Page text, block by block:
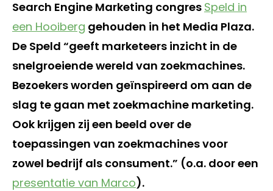
Search Engine Marketing congres Speld in
een Hooiberg gehouden in het Media Plaza.
De Speld “geeft marketeers inzicht in de
snelgroeiende wereld van zoekmachines.
Bezoekers worden geïnspireerd om aan de
slag te gaan met zoekmachine marketing.
Ook krijgen zij een beeld over de
toepassingen van zoekmachines voor
zowel bedrijf als consument.” (o.a. door een
presentatie van Marco).